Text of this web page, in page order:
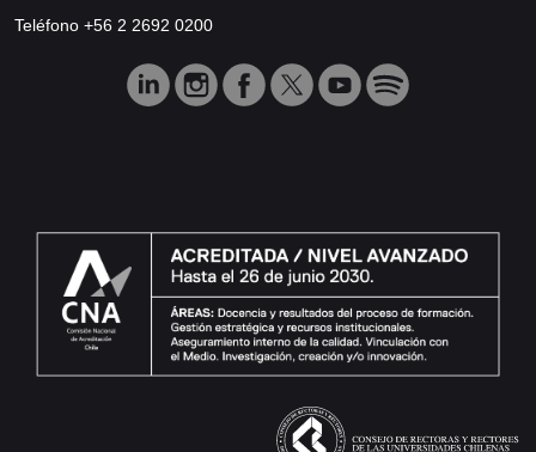
Teléfono +56 2 2692 0200